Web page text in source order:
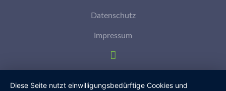
Datenschutz
Impressum
Diese Seite nutzt einwilligungsbedürftige Cookies und